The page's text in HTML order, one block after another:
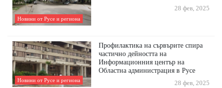
Новини от Русе и региона
28 фев, 2025
Новини от Русе и региона
Профилактика на сървърите спира
частично дейността на
Информационния център на
Областна администрация в Русе
28 фев, 2025